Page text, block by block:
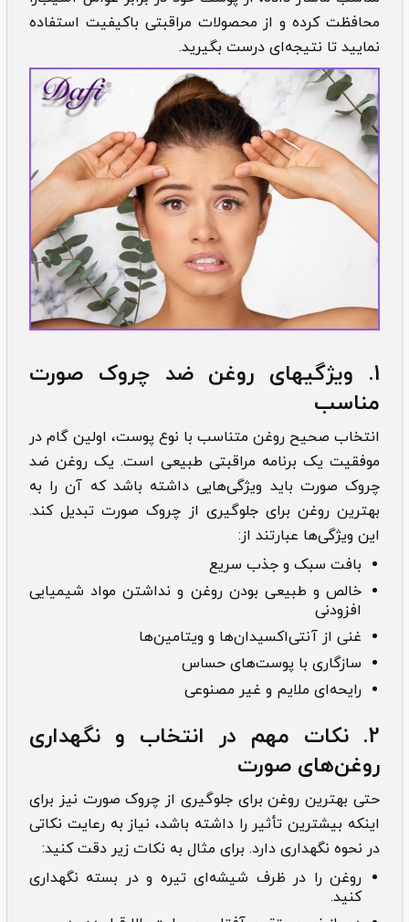
محافظت کرده و از محصولات مراقبتی باکیفیت استفاده
نمایید تا نتیجه‌ای درست بگیرید.
1. ویژگی­های روغن ضد چروک صورت
مناسب
انتخاب صحیح روغن متناسب با نوع پوست، اولین گام در
موفقیت یک برنامه مراقبتی طبیعی است. یک روغن ضد
چروک صورت باید ویژگی‌هایی داشته باشد که آن را به
بهترین روغن­ برای جلوگیری از چروک صورت تبدیل کند.
این ویژگی‌ها عبارتند از:
بافت سبک و جذب سریع
خالص و طبیعی بودن روغن و نداشتن مواد شیمیایی
افزودنی
غنی از آنتی‌اکسیدان‌ها و ویتامین‌ها
سازگاری با پوست‌های حساس
رایحه‌ای ملایم و غیر مصنوعی
2. نکات مهم در انتخاب و نگهداری
روغن‌های صورت
حتی بهترین روغن­ برای جلوگیری از چروک صورت نیز برای
اینکه بیشترین تأثیر را داشته باشد، نیاز به رعایت نکاتی
در نحوه نگهداری دارد. برای مثال به نکات زیر دقت کنید:
روغن را در ظرف شیشه‌ای تیره و در بسته نگهداری
کنید.